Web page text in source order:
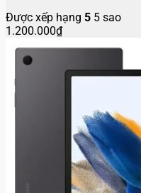
Được xếp hạng 5 5 sao
1.200.000₫